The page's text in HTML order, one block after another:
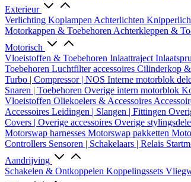
Exterieur
Verlichting Koplampen Achterlichten
Motorkappen & Toebehoren Achterkleppen &
Motorisch
Vloeistoffen & Toebehoren Inlaattraject
Toebehoren Luchtfilter accessoires Cilinderkop &
Turbo | Compressor | NOS Interne motorblok
Snaren | Toebehoren Overige intern motorblok
Vloeistoffen Oliekoelers & Accessoires
Accessoires Leidingen | Slangen | Fittingen
Covers | Overige accessoires Overige
Motorswap harnesses Motorswap pakketten
Controllers Sensoren | Schakelaars | Relais
Aandrijving
Schakelen & Ontkoppelen Koppelingssets